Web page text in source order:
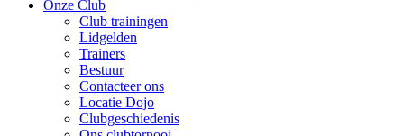
Onze Club
Club trainingen
Lidgelden
Trainers
Bestuur
Contacteer ons
Locatie Dojo
Clubgeschiedenis